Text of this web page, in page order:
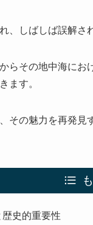
、しばしば誤解さ
らその地中海に
ます。
その魅力を再発見
史的重要性